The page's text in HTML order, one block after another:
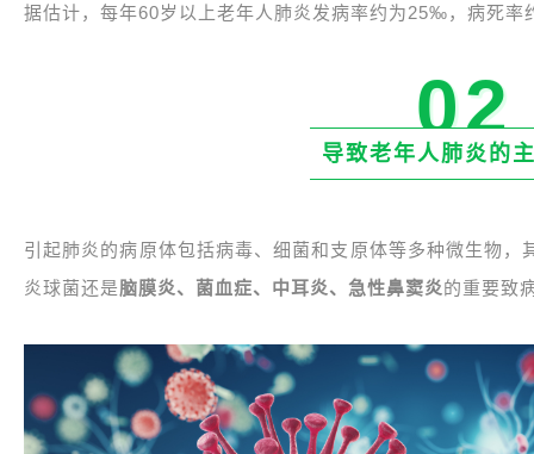
据估计，每年60岁以上老年人肺炎发病率约为25‰，病死率
02
导致老年人肺炎的
引起肺炎的病原体包括病毒、细菌和支原体等多种微生物，
炎球菌还是脑膜炎、菌血症、中耳炎、急性鼻窦炎的重要致